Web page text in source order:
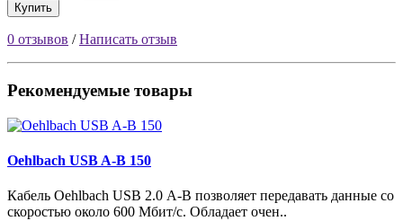
Купить
0 отзывов /Написать отзыв
Рекомендуемые товары
Oehlbach USB A-B 150
Кабель Oehlbach USB 2.0 А-В позволяет передавать данные со
скоростью около 600 Мбит/с. Обладает очен..